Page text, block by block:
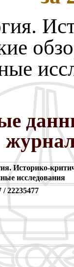
Историко-
исследования
/ 22235477